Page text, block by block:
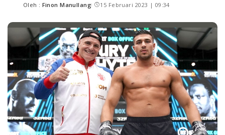
Oleh : Finon Manullang 15 Februari 2023 | 09:34